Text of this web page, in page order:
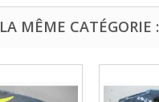
MÊME CATÉGORIE :